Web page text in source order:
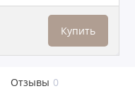
Купить
Отзывы 0